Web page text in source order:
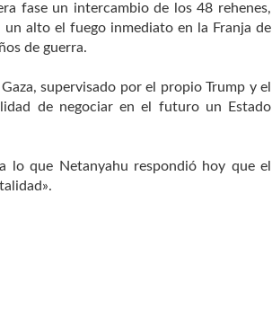
fase un intercambio de los 48 rehenes,
alto el fuego inmediato en la Franja de
de guerra.
supervisado por el propio Trump y el
de negociar en el futuro un Estado
lo que Netanyahu respondió hoy que el